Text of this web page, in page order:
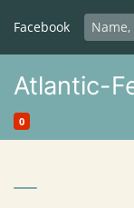
Facebook
Atlantic-
0